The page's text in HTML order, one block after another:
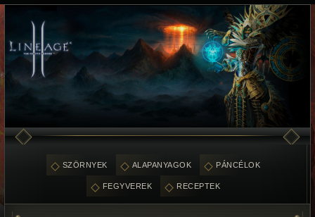
SZÖRNYEK ALAPANYAGOK PÁNCÉLOK
FEGYVEREK RECEPTEK